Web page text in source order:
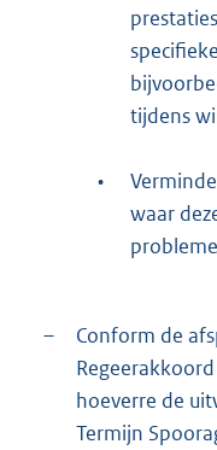
tijdens
•
waar
–
Conform de
hoeverre de
Termijn